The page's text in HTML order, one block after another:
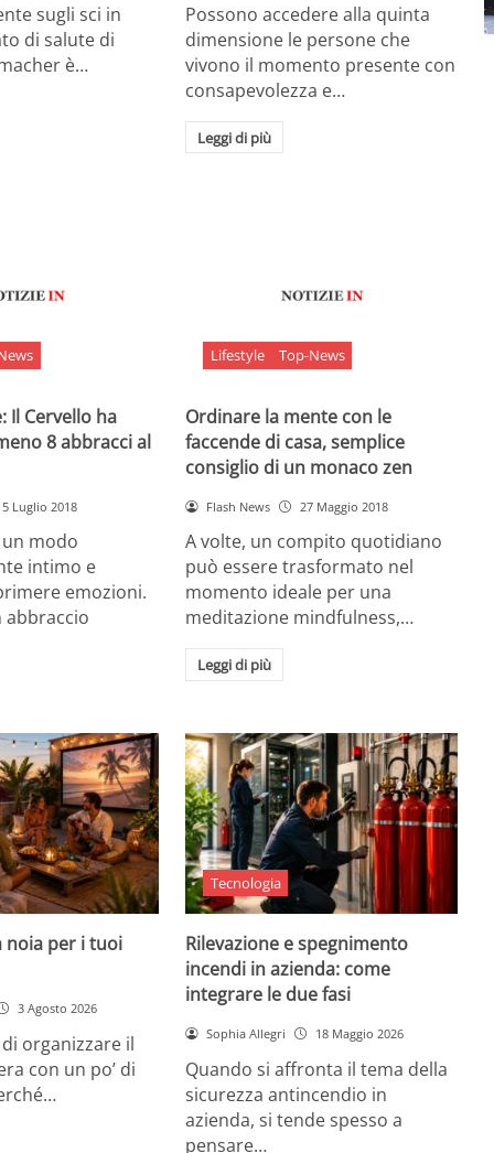
sugli sci in
di salute di
è…
Possono accedere alla quinta
dimensione le persone che
vivono il momento presente con
consapevolezza e…
Leggi di più
Il Cervello ha
8 abbracci al
5 Luglio 2018
modo
intimo e
emozioni.
abbraccio
Lifestyle Top-News
Ordinare la mente con le
faccende di casa, semplice
consiglio di un monaco zen
Flash News 27 Maggio 2018
A volte, un compito quotidiano
può essere trasformato nel
momento ideale per una
meditazione mindfulness,…
Leggi di più
noia per i tuoi
3 Agosto 2026
organizzare il
con un po’ di
Tecnologia
Rilevazione e spegnimento
incendi in azienda: come
integrare le due fasi
Sophia Allegri 18 Maggio 2026
Quando si affronta il tema della
sicurezza antincendio in
azienda, si tende spesso a
pensare…